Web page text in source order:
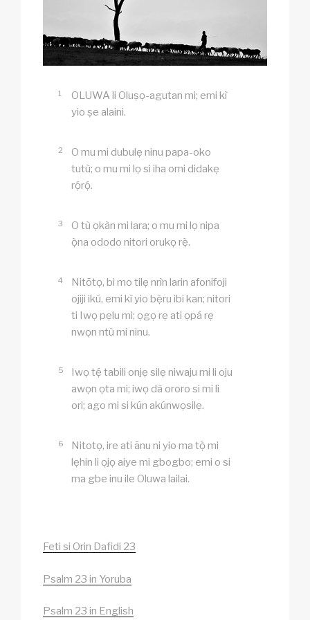
1
OLUWA li Oluṣọ-agutan mi; emi kì
yio ṣe alaini.
2
O mu mi dubulẹ ninu papa-oko
tutù; o mu mi lọ si iha omi didakẹ
rọ́rọ́.
3
O tù ọkàn mi lara; o mu mi lọ nipa
ọ̀na ododo nitori orukọ rẹ̀.
4
Nitõtọ, bi mo tilẹ nrìn larin afonifoji
ojiji ikú, emi kì yio bẹ̀ru ibi kan; nitori
ti Iwọ pẹlu mi; ọgọ rẹ ati ọpá rẹ
nwọn ntù mi ninu.
5
Iwọ tẹ́ tabili onjẹ silẹ niwaju mi li oju
awọn ọta mi; iwọ dà ororo si mi li
ori; ago mi si kún akúnwọsilẹ.
6
Nitotọ, ire ati ãnu ni yio ma tọ̀ mi
lẹhin li ọjọ aiye mi gbogbo; emi o si
ma gbe inu ile Oluwa lailai.
Feti si Orin Dafidi 23
Psalm 23 in Yoruba
Psalm 23 in English